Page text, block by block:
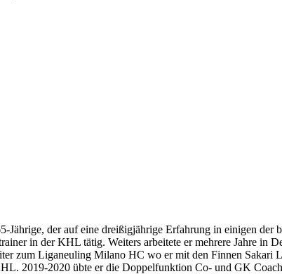
der auf eine dreißigjährige Erfahrung in einigen der
in der KHL tätig. Weiters arbeitete er mehrere Jahre in
zum Liganeuling Milano HC wo er mit den Finnen Sakari
2019-2020 übte er die Doppelfunktion Co- und GK